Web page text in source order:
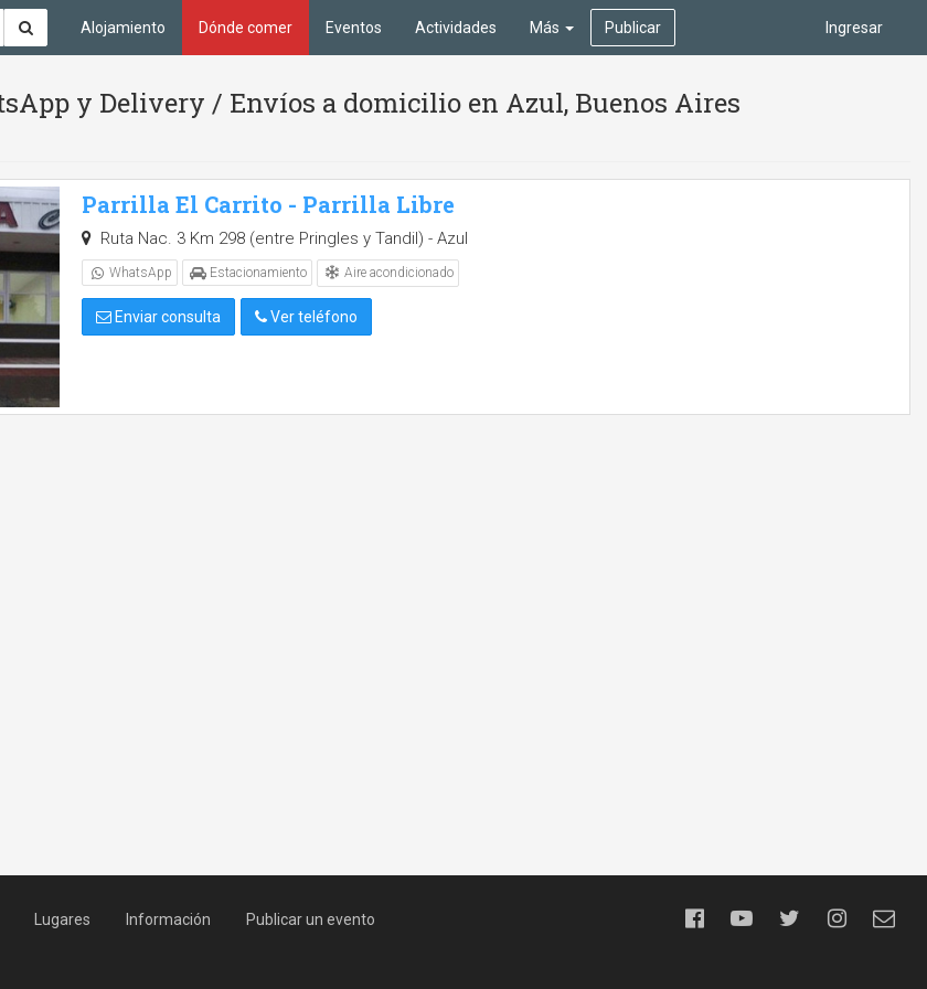
Ingresar
Alojamiento Dónde comer Eventos Actividades Más Publicar
y Delivery / Envíos a domicilio en Azul, Buenos Aires
Parrilla El Carrito - Parrilla Libre
Ruta Nac. 3 Km 298 (entre Pringles y Tandil) - Azul
WhatsApp Estacionamiento Aire acondicionado
Enviar consulta Ver teléfono
Lugares Información Publicar un evento